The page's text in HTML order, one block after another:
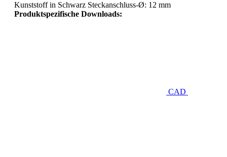
Kunststoff in Schwarz Steckanschluss-Ø: 12 mm
Produktspezifische Downloads:
CAD